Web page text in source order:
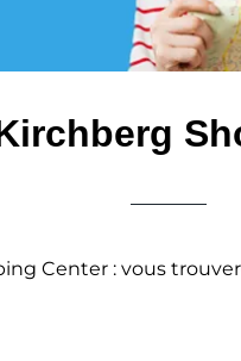
Center : vous